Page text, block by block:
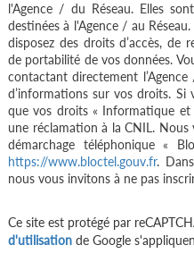
l'Agence / du Réseau. Elles
destinées à l'Agence / au
disposez des droits d’accès, de
de portabilité de vos données.
contactant directement
d’informations sur vos droits. Si
que vos droits « Informatique et
une réclamation à la CNIL.
démarchage téléphonique «
https://www.bloctel.gouv.fr.
nous vous invitons à ne pas
Ce site est protégé par
d'utilisation de Google